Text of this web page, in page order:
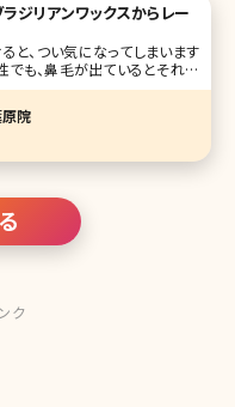
ジリアンワックスからレー
と、つい気になってしまいます
でも、鼻毛が出ているとそれだ
す。ほとんどの方が自分で鼻毛
る際に粘膜を傷付けてしまうと
も。 今回は鼻毛の仕組みや鼻
原院
ク